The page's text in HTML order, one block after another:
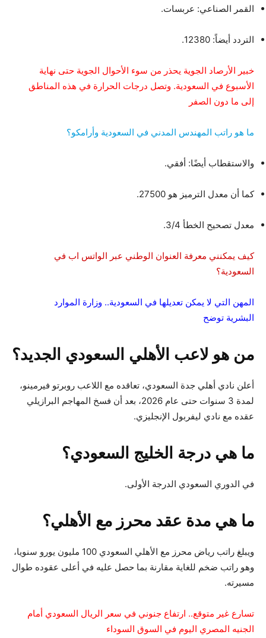
القمر الصناعي: عربسات.
التردد أيضاً: 12380.
خبير الأرصاد الجوية يحذر من سوء الأحوال الجوية حتى نهاية
الأسبوع في السعودية. وتصل درجات الحرارة في هذه المناطق
إلى ما دون الصفر
ما هو راتب المهندس المدني في السعودية وأرامكو؟
والاستقطاب أيضًا: أفقي.
كما أن معدل الترميز هو 27500.
معدل تصحيح الخطأ 3/4.
كيف يمكنني معرفة العنوان الوطني عبر الواتس اب في
السعودية؟
المهن التي لا يمكن تعديلها في السعودية.. وزارة الموارد
البشرية توضح
من هو لاعب الأهلي السعودي الجديد؟
أعلن نادي أهلي جدة السعودي، تعاقده مع اللاعب روبرتو فيرمينو،
لمدة 3 سنوات حتى عام 2026، بعد أن فسخ المهاجم البرازيلي
عقده مع نادي ليفربول الإنجليزي.
ما هي درجة الخليج السعودي؟
في الدوري السعودي الدرجة الأولى.
ما هي مدة عقد محرز مع الأهلي؟
ويبلغ راتب رياض محرز مع الأهلي السعودي 100 مليون يورو سنويا،
وهو راتب ضخم للغاية مقارنة بما حصل عليه في أعلى عقوده طوال
مسيرته.
تسارع غير متوقع.. ارتفاع جنوني في سعر الريال السعودي أمام
الجنيه المصري اليوم في السوق السوداء